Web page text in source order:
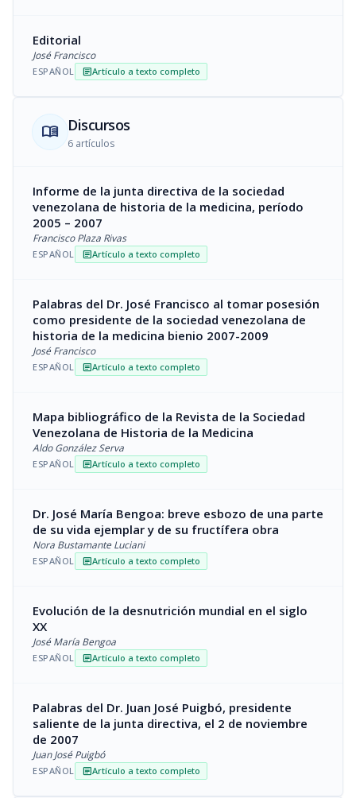
Editorial
José Francisco
ESPAÑOL articleArtículo a texto completo
menu_book Discursos
6 artículos
Informe de la junta directiva de la sociedad
venezolana de historia de la medicina, período
2005 – 2007
Francisco Plaza Rivas
ESPAÑOL articleArtículo a texto completo
Palabras del Dr. José Francisco al tomar posesión
como presidente de la sociedad venezolana de
historia de la medicina bienio 2007-2009
José Francisco
ESPAÑOL articleArtículo a texto completo
Mapa bibliográfico de la Revista de la Sociedad
Venezolana de Historia de la Medicina
Aldo González Serva
ESPAÑOL articleArtículo a texto completo
Dr. José María Bengoa: breve esbozo de una parte
de su vida ejemplar y de su fructífera obra
Nora Bustamante Luciani
ESPAÑOL articleArtículo a texto completo
Evolución de la desnutrición mundial en el siglo
XX
José María Bengoa
ESPAÑOL articleArtículo a texto completo
Palabras del Dr. Juan José Puigbó, presidente
saliente de la junta directiva, el 2 de noviembre
de 2007
Juan José Puigbó
ESPAÑOL articleArtículo a texto completo